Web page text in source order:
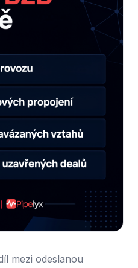
mezi odeslanou